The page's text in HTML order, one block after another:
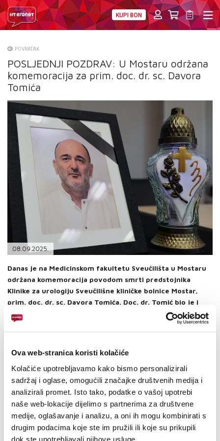
Ova web-stranica koristi kolačiće
Kolačiće upotrebljavamo kako bismo personalizirali
sadržaj i oglase, omogućili značajke društvenih medija i
analizirali promet. Isto tako, podatke o vašoj upotrebi
naše web-lokacije dijelimo s partnerima za društvene
medije, oglašavanje i analizu, a oni ih mogu kombinirati s
drugim podacima koje ste im pružili ili koje su prikupili
dok ste upotrebljavali njihove usluge.
KUPI BON
O NAMA
PRESS
NATJEČAJI
VELEPRODAJA
KONTAKTI
MOJ PROFIL
E-RAČUN
PODRŠKA
TELEFONSKI IMENIK
POVRATAK
POSLJEDNJI POZDRAV: U Mostaru održana
komemoracija za prim. doc. dr. sc. Davora
Tomića
08.09.2025.
Danas je na Medicinskom fakultetu Sveučilišta u Mostaru
održana komemoracija povodom smrti predstojnika
Klinike za urologiju Sveučilišne kliničke bolnice Mostar,
prim. doc. dr. sc. Davora Tomića. Doc. dr. Tomić bio je i
dugogodišnji predsjednik Nadzornog odbora JP Hrvatske
telekomunikacije d.d. Mostar.
zamjenik predstojnika Klinike za urologiju, prim. dr. sc. Manuel
njegov profesionalni put započeo u Sarajevu gdje je 1988. godine
diplomirao na Medicinskom fakultetu pa sve do funkcije
predstojnika Klinike za urologiju koju je obnašao u trenutku
iznenadne smrti koja ga je zadesila.
„Tijekom života obnašao je brojne dužnosti, stalno se usavršavao
iz područja urologije te bio šef kakav se samo može poželjeti. Bio
si čovjek od riječi i na tu pouzdanost čovjek se uvijek mogao